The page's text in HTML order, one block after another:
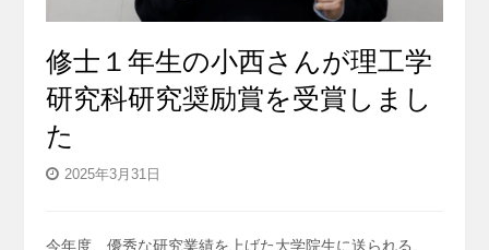
修士１年生の小西さんが理工学
研究科研究奨励賞を受賞しまし
た
2025年3月31日
今年度、優秀な研究業績を上げた大学院生に送られる、